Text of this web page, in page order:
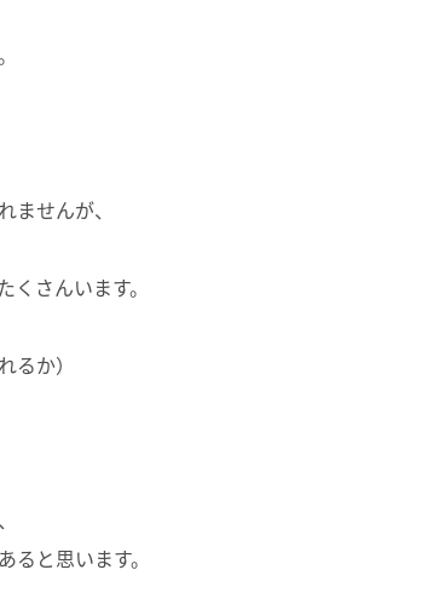
せんが、
さんいます。
か）
と思います。